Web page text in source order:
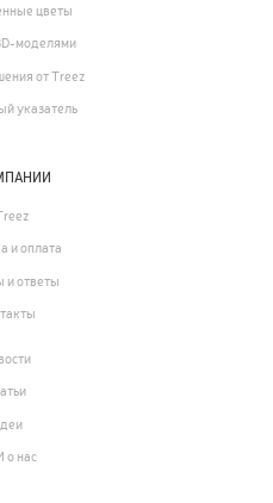
цветы
моделями
от Treez
указатель
и оплата
и ответы
нас